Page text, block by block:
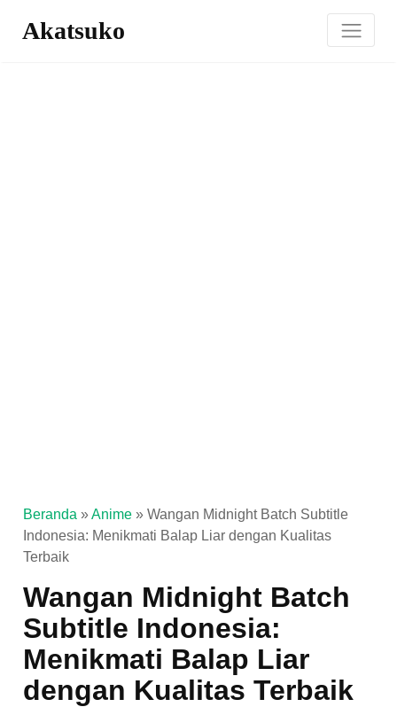
Akatsuko
Beranda »Anime »Wangan Midnight Batch Subtitle
Indonesia: Menikmati Balap Liar dengan Kualitas
Terbaik
Wangan Midnight Batch
Subtitle Indonesia:
Menikmati Balap Liar
dengan Kualitas Terbaik